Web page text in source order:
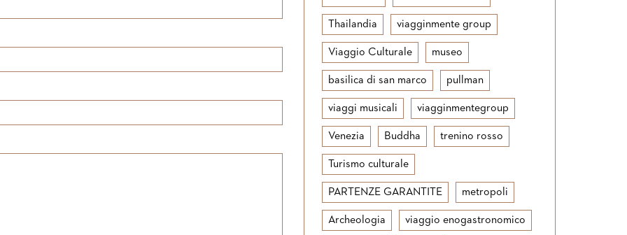
Thailandia viagginmente group
Viaggio Culturale museo
basilica di san marco pullman
viaggi musicali viagginmentegroup
Venezia Buddha trenino rosso
Turismo culturale
PARTENZE GARANTITE metropoli
Archeologia viaggio enogastronomico